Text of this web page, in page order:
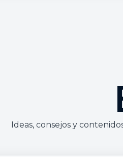
Ideas, consejos y